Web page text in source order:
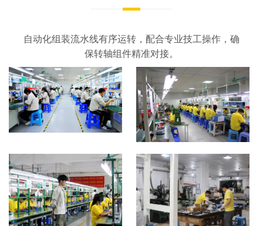
自动化组装流水线有序运转，配合专业技工操作，确
保转轴组件精准对接。